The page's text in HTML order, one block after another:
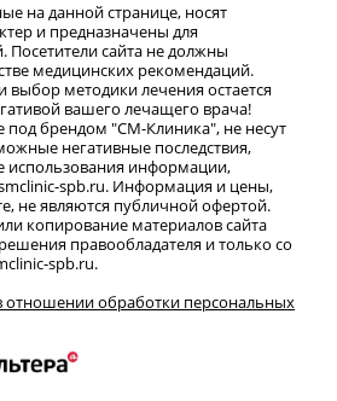
на данной странице, носят
и предназначены для
Посетители сайта не должны
медицинских рекомендаций.
выбор методики лечения остается
вашего лечащего врача!
брендом "СМ-Клиника", не несут
негативные последствия,
использования информации,
spb.ru. Информация и цены,
не являются публичной офертой.
копирование материалов сайта
правообладателя и только со
spb.ru.
отношении обработки персональных